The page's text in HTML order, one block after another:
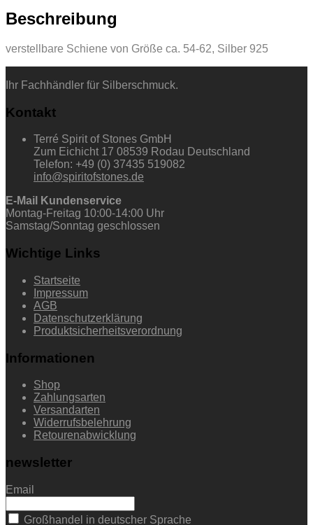
Beschreibung
verstellbare Schiene von Größe ca. 54-62, Silber 925
Ihr Fachhändler für Silberschmuck.
Kontakt
Terré Spirit of Stones GmbH
Zum Eichicht 17 08539 Rodau Deutschland
Telefon: +49 (0) 37435 519082
info@spiritofstones.de
E-Mail Kundenservice
Montag-Freitag 10:00-14:00 Uhr
Samstag/Sonntag geschlossen
Wichtige Links
Startseite
Impressum
AGB
Datenschutzerklärung
Produktsicherheitsverordnung
Informationen
Shop
Zahlungsarten
Versandarten
Widerrufsbelehrung
Retourenabwicklung
newsletter
Email
Großhandel in deutscher Sprache